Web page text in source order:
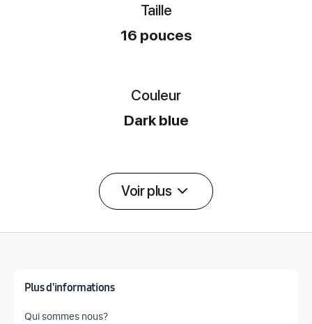
Taille
16 pouces
Couleur
Dark blue
Voir plus
Plus d'informations
Qui sommes nous?